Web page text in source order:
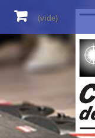
(vide)